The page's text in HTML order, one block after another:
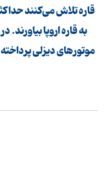
به قاره اروپا
موتورهای دیزلی